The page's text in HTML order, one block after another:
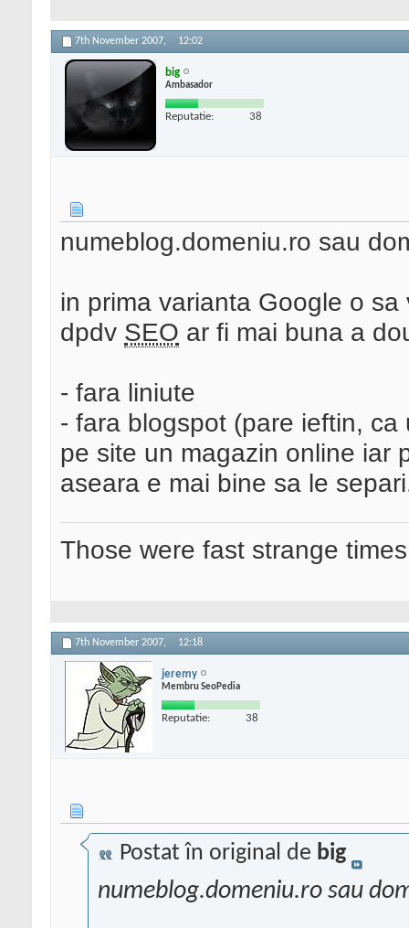
7th November 2007, 12:02
big
Ambasador
Reputatie: 38
numeblog.domeniu.ro sau
in prima varianta Google o
dpdv SEO ar fi mai buna a
- fara liniute
- fara blogspot (pare ieftin,
pe site un magazin online iar
aseara e mai bine sa le
Those were fast strange
7th November 2007, 12:18
jeremy
Membru SeoPedia
Reputatie: 38
Postat în original de big
numeblog.domeniu.ro sau